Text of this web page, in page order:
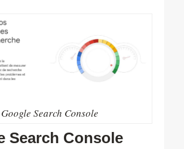
Search Console
Search Console